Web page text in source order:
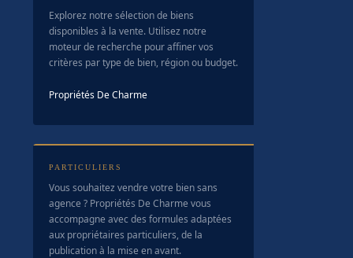
Explorez notre sélection de biens
disponibles à la vente. Utilisez notre
moteur de recherche pour affiner vos
critères par type de bien, région ou budget.
Propriétés De Charme
PARTICULIERS
Vous souhaitez vendre votre bien sans
agence ? Propriétés De Charme vous
accompagne avec des formules adaptées
aux propriétaires particuliers, de la
publication à la mise en avant.